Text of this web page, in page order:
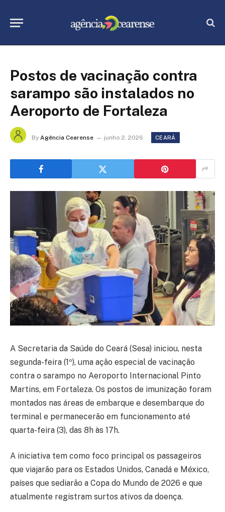
Postos de vacinação contra
sarampo são instalados no
Aeroporto de Fortaleza
By Agência Cearense junho 2, 2026 CEARÁ
A Secretaria da Saúde do Ceará (Sesa) iniciou, nesta
segunda-feira (1º), uma ação especial de vacinação
contra o sarampo no Aeroporto Internacional Pinto
Martins, em Fortaleza. Os postos de imunização foram
montados nas áreas de embarque e desembarque do
terminal e permanecerão em funcionamento até
quarta-feira (3), das 8h às 17h.
A iniciativa tem como foco principal os passageiros
que viajarão para os Estados Unidos, Canadá e México,
países que sediarão a Copa do Mundo de 2026 e que
atualmente registram surtos ativos da doença.